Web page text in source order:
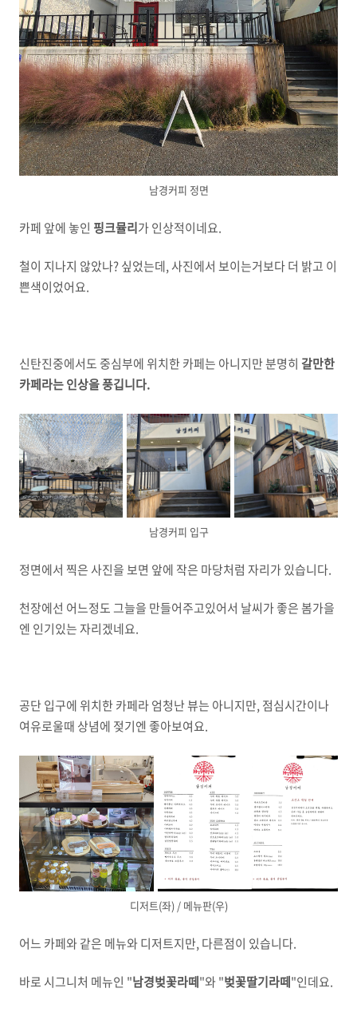
남경커피 정면
카페 앞에 놓인 핑크뮬리가 인상적이네요.
철이 지나지 않았나? 싶었는데, 사진에서 보이는거보다 더 밝고 이
쁜색이었어요.
신탄진중에서도 중심부에 위치한 카페는 아니지만 분명히 갈만한
카페라는 인상을 풍깁니다.
남경커피 입구
정면에서 찍은 사진을 보면 앞에 작은 마당처럼 자리가 있습니다.
천장에선 어느정도 그늘을 만들어주고있어서 날씨가 좋은 봄가을
엔 인기있는 자리겠네요.
공단 입구에 위치한 카페라 엄청난 뷰는 아니지만, 점심시간이나
여유로울때 상념에 젖기엔 좋아보여요.
디저트(좌) / 메뉴판(우)
어느 카페와 같은 메뉴와 디저트지만, 다른점이 있습니다.
바로 시그니처 메뉴인 "남경벚꽃라떼"와 "벚꽃딸기라떼"인데요.